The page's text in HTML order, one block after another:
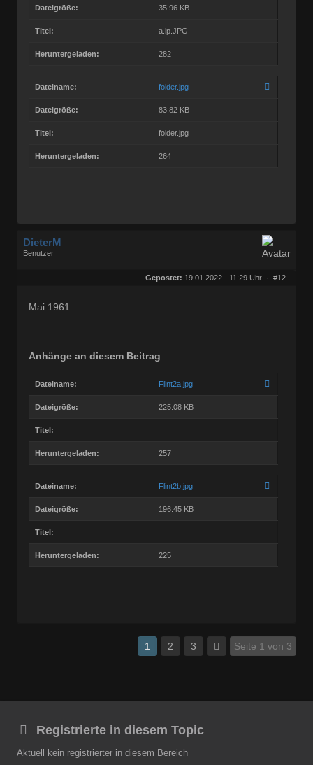
Dateigröße: 35.96 KB
Titel: a.lp.JPG
Heruntergeladen: 282
Dateiname: folder.jpg
Dateigröße: 83.82 KB
Titel: folder.jpg
Heruntergeladen: 264
DieterM
Benutzer
Gepostet: 19.01.2022 - 11:29 Uhr · #12
Mai 1961
Anhänge an diesem Beitrag
Dateiname: Flint2a.jpg
Dateigröße: 225.08 KB
Titel:
Heruntergeladen: 257
Dateiname: Flint2b.jpg
Dateigröße: 196.45 KB
Titel:
Heruntergeladen: 225
1 2 3 Seite 1 von 3
Registrierte in diesem Topic
Aktuell kein registrierter in diesem Bereich